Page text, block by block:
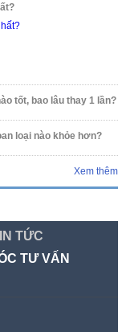
tốt, bao lâu thay 1 lần?
loại nào khỏe hơn?
Xem thêm
TỨC
TƯ VẤN